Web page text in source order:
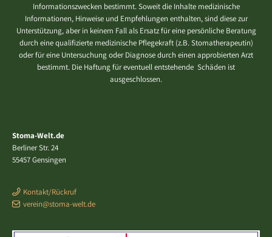
Informationszwecken bestimmt. Soweit die Inhalte medizinische
Informationen, Hinweise und Empfehlungen enthalten, sind diese zur
Unterstützung, aber in keinem Fall als Ersatz für eine persönliche Beratung
durch eine qualifizierte medizinische Pflegekraft (z.B. Stomatherapeutin)
oder für eine Untersuchung oder Diagnose durch einen approbierten Arzt
bestimmt. Die Haftung für eventuell entstehende Schäden ist
ausgeschlossen.
Stoma-Welt.de
Berliner Str. 24
55457 Gensingen
Kontakt/Rückruf
verein@stoma-welt.de